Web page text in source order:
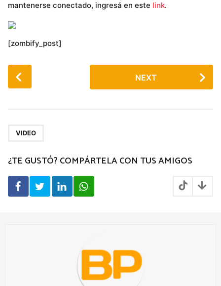
mantenerse conectado, ingresá en este link.
[zombify_post]
P
o
i
n
t
NEXT
VIDEO
¿TE GUSTÓ? COMPÁRTELA CON TUS AMIGOS